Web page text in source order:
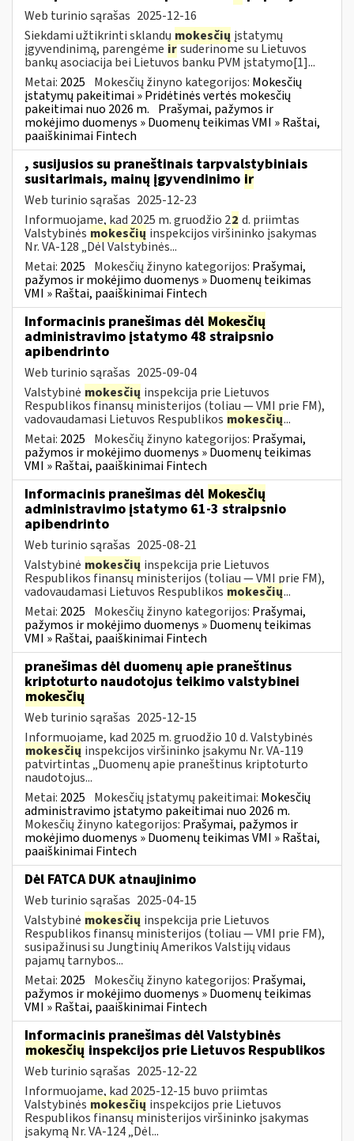
Web turinio sąrašas 2025-12-16
Siekdami užtikrinti sklandų mokesčių įstatymų
įgyvendinimą, parengėme irsuderinome su Lietuvos
bankų asociacija bei Lietuvos banku PVM įstatymo[1]...
Metai: 2025 Mokesčių žinyno kategorijos: Mokesčių
įstatymų pakeitimai » Pridėtinės vertės mokesčių
pakeitimai nuo 2026 m. Prašymai, pažymos ir
mokėjimo duomenys » Duomenų teikimas VMI » Raštai,
paaiškinimai Fintech
, susijusios su praneštinais tarpvalstybiniais
susitarimais, mainų įgyvendinimo ir
Web turinio sąrašas 2025-12-23
Informuojame, kad 2025 m. gruodžio 22 d. priimtas
Valstybinės mokesčių inspekcijos viršininko įsakymas
Nr. VA-128 „Dėl Valstybinės...
Metai: 2025 Mokesčių žinyno kategorijos: Prašymai,
pažymos ir mokėjimo duomenys » Duomenų teikimas
VMI » Raštai, paaiškinimai Fintech
Informacinis pranešimas dėl Mokesčių
administravimo įstatymo 48 straipsnio
apibendrinto
Web turinio sąrašas 2025-09-04
Valstybinė mokesčių inspekcija prie Lietuvos
Respublikos finansų ministerijos (toliau — VMI prie FM),
vadovaudamasi Lietuvos Respublikos mokesčių...
Metai: 2025 Mokesčių žinyno kategorijos: Prašymai,
pažymos ir mokėjimo duomenys » Duomenų teikimas
VMI » Raštai, paaiškinimai Fintech
Informacinis pranešimas dėl Mokesčių
administravimo įstatymo 61-3 straipsnio
apibendrinto
Web turinio sąrašas 2025-08-21
Valstybinė mokesčių inspekcija prie Lietuvos
Respublikos finansų ministerijos (toliau — VMI prie FM),
vadovaudamasi Lietuvos Respublikos mokesčių...
Metai: 2025 Mokesčių žinyno kategorijos: Prašymai,
pažymos ir mokėjimo duomenys » Duomenų teikimas
VMI » Raštai, paaiškinimai Fintech
pranešimas dėl duomenų apie praneštinus
kriptoturto naudotojus teikimo valstybinei
mokesčių
Web turinio sąrašas 2025-12-15
Informuojame, kad 2025 m. gruodžio 10 d. Valstybinės
mokesčių inspekcijos viršininko įsakymu Nr. VA-119
patvirtintas „Duomenų apie praneštinus kriptoturto
naudotojus...
Metai: 2025 Mokesčių įstatymų pakeitimai: Mokesčių
administravimo įstatymo pakeitimai nuo 2026 m.
Mokesčių žinyno kategorijos: Prašymai, pažymos ir
mokėjimo duomenys » Duomenų teikimas VMI » Raštai,
paaiškinimai Fintech
Dėl FATCA DUK atnaujinimo
Web turinio sąrašas 2025-04-15
Valstybinė mokesčių inspekcija prie Lietuvos
Respublikos finansų ministerijos (toliau — VMI prie FM),
susipažinusi su Jungtinių Amerikos Valstijų vidaus
pajamų tarnybos...
Metai: 2025 Mokesčių žinyno kategorijos: Prašymai,
pažymos ir mokėjimo duomenys » Duomenų teikimas
VMI » Raštai, paaiškinimai Fintech
Informacinis pranešimas dėl Valstybinės
mokesčių inspekcijos prie Lietuvos Respublikos
Web turinio sąrašas 2025-12-22
Informuojame, kad 2025-12-15 buvo priimtas
Valstybinės mokesčių inspekcijos prie Lietuvos
Respublikos finansų ministerijos viršininko įsakymas
įsakymą Nr. VA-124 „Dėl...